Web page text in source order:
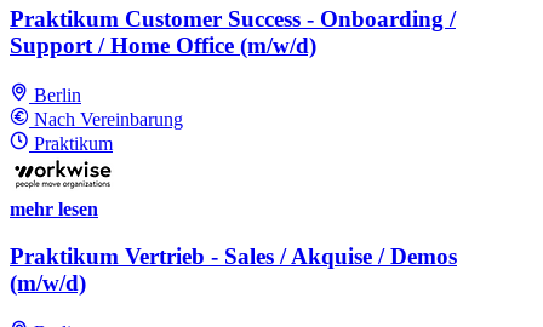
Praktikum Customer Success - Onboarding /
Support / Home Office (m/w/d)
Berlin
Nach Vereinbarung
Praktikum
mehr lesen
Praktikum Vertrieb - Sales / Akquise / Demos
(m/w/d)